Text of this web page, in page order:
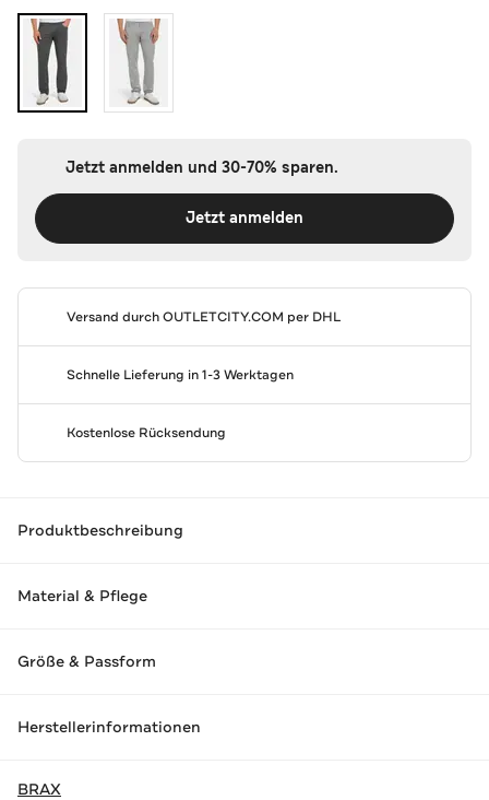
Jetzt anmelden und 30-70% sparen.
Jetzt anmelden
Versand durchOUTLETCITY.COM per DHL
Schnelle Lieferung in 1-3 Werktagen
Kostenlose Rücksendung
Produktbeschreibung
Material & Pflege
Größe & Passform
Herstellerinformationen
BRAX